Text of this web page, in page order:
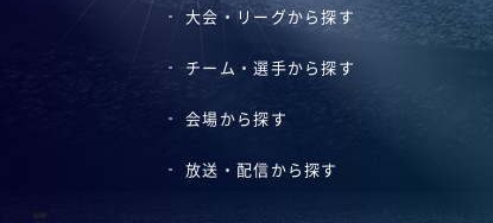
大会・リーグから探す
チーム・選手から探す
会場から探す
放送・配信から探す